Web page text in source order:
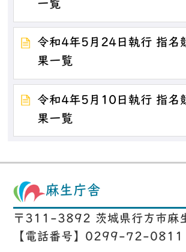
一覧
令和4年5月24日執行 指名
果一覧
令和4年5月10日執行 指名
果一覧
麻生庁舎
〒311-3892 茨城県行方市
【電話番号】0299-72-0811